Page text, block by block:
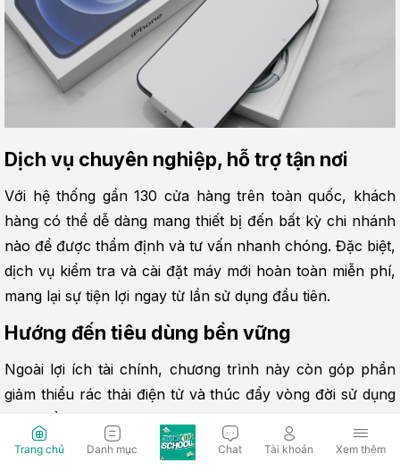
Dịch vụ chuyên nghiệp, hỗ trợ tận nơi
Với hệ thống gần 130 cửa hàng trên toàn quốc, khách
hàng có thể dễ dàng mang thiết bị đến bất kỳ chi nhánh
nào để được thẩm định và tư vấn nhanh chóng. Đặc biệt,
dịch vụ kiểm tra và cài đặt máy mới hoàn toàn miễn phí,
mang lại sự tiện lợi ngay từ lần sử dụng đầu tiên.
Hướng đến tiêu dùng bền vững
Ngoài lợi ích tài chính, chương trình này còn góp phần
giảm thiểu rác thải điện tử và thúc đẩy vòng đời sử dụng
Quy trình thu cũ đổi mới tại Hoàng Hà
Trang chủ Danh mục Chat Tài khoản Xem thêm